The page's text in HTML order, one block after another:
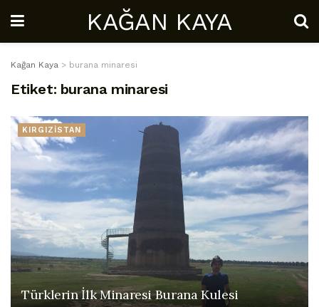
KAĞAN KAYA
Kağan Kaya > burana minaresi
Etiket: burana minaresi
KIRGIZİSTAN
Türklerin İlk Minaresi Burana Kulesi